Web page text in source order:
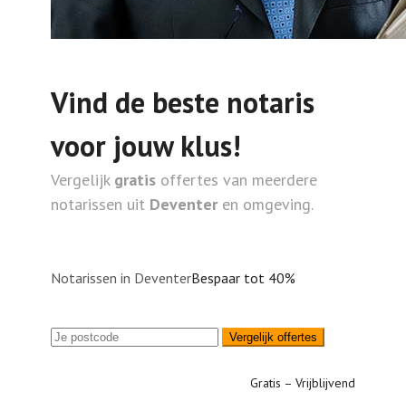
Vind de beste notaris
voor jouw klus!
Vergelijk gratis offertes van meerdere
notarissen uit Deventeren omgeving.
Notarissen in DeventerBespaar tot 40%
Vergelijk offertes
Gratis – Vrijblijvend